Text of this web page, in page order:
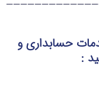
حسابداری و
: